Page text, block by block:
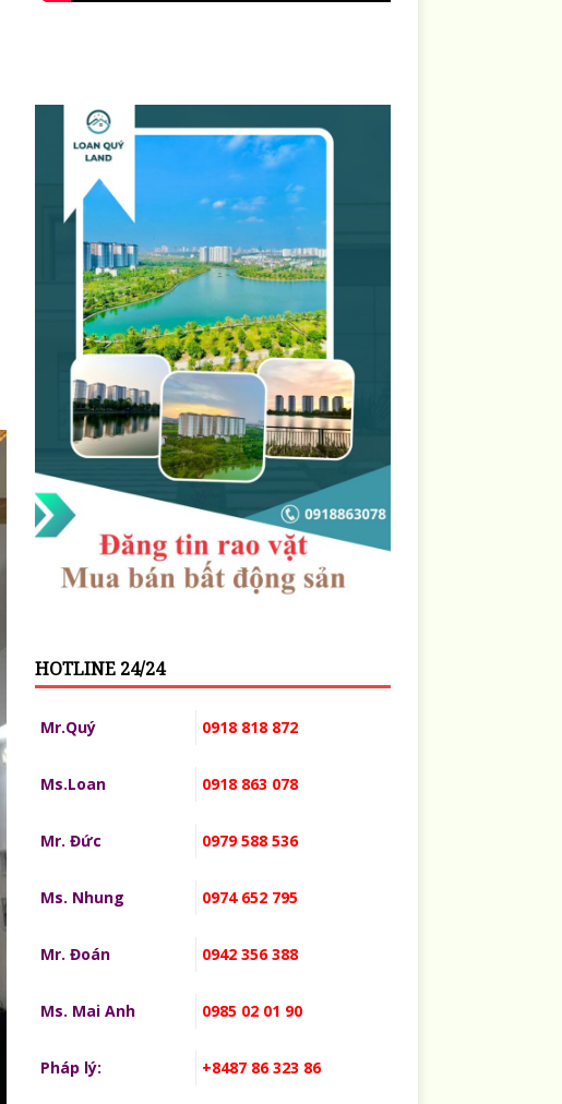
HOTLINE 24/24
Mr.Quý 0918 818 872
Ms.Loan 0918 863 078
Mr. Đức 0979 588 536
Ms. Nhung 0974 652 795
Mr. Đoán 0942 356 388
Ms. Mai Anh 0985 02 01 90
Pháp lý: +8487 86 323 86